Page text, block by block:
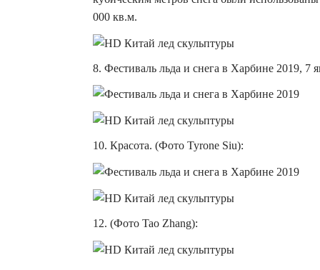
000 кв.м.
8. Фестиваль льда и снега в Харбине 2019, 7
10. Красота. (Фото Tyrone Siu):
12. (Фото Tao Zhang):